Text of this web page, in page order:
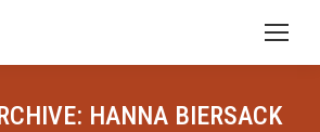
HANNA BIERSACK